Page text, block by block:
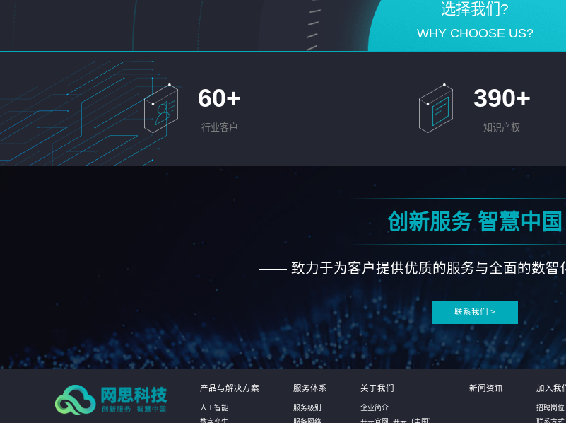
选择我们?
WHY CHOOSE US?
60+
行业客户
390+
知识产权
创新服务 智慧中国
—— 致力于为客户提供优质的服务与全面的数
联系我们 >
产品与解决方案
人工智能
服务体系
服务级别
关于我们
企业简介
新闻资讯 加入我们
招聘岗位